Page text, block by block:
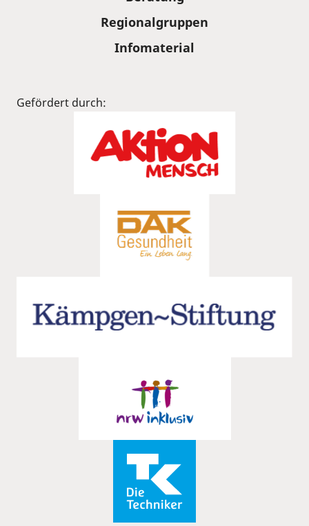
Regionalgruppen
Infomaterial
Gefördert durch: